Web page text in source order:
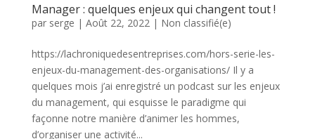
Manager : quelques enjeux qui changent tout !
par serge | Août 22, 2022| Non classifié(e)
https://lachroniquedesentreprises.com/hors-serie-les-
enjeux-du-management-des-organisations/ Il y a
quelques mois j’ai enregistré un podcast sur les enjeux
du management, qui esquisse le paradigme qui
façonne notre manière d’animer les hommes,
d’organiser une activité...